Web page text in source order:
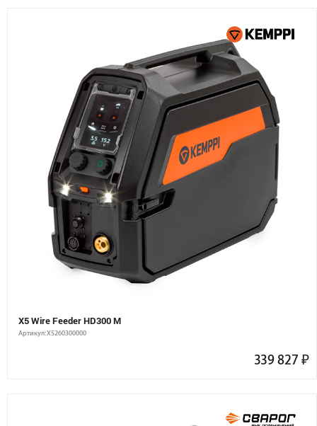
X5 Wire Feeder HD300 M
Артикул: X5260300000
339 827 ₽